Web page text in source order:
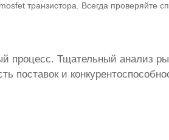
транзистора. Всегда проверяйте
процесс. Тщательный анализ
поставок и